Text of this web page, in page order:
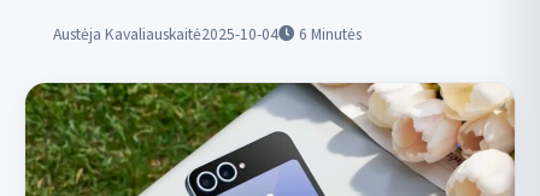
Austėja Kavaliauskaitė2025-10-04 6 Minutės